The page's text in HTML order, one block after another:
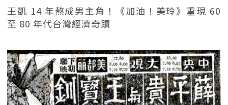
王凱 14 年熬成男主角！《加油！美玲》重現 60
至 80 年代台灣經濟奇蹟